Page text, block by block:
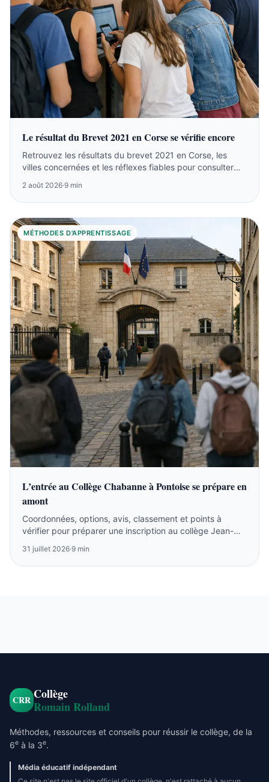
Le résultat du Brevet 2021 en Corse se vérifie encore
Retrouvez les résultats du brevet 2021 en Corse, les
villes concernées et les réflexes fiables pour consulter
2 août 2026·9 min
MÉTHODES D'APPRENTISSAGE
L’entrée au Collège Chabanne à Pontoise se prépare en
amont
Coordonnées, options, avis, classement et points à
vérifier pour préparer une inscription au collège Jean-
31 juillet 2026·9 min
CRR Collège
Romain Rolland
Méthodes, ressources et conseils pour réussir le collège, de la
6e à la 3e.
Média éducatif indépendant